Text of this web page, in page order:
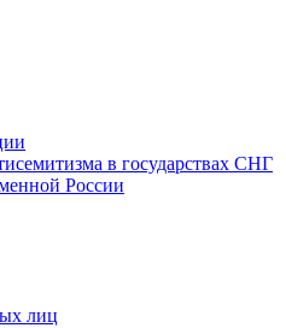
в государствах СНГ
России
лиц